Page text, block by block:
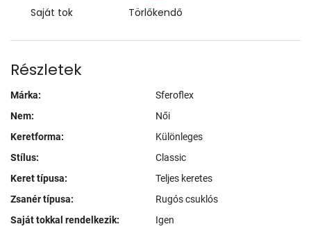
Saját tok Törlőkendő
Részletek
Márka:
Sferoflex
Nem:
Női
Keretforma:
Különleges
Stílus:
Classic
Keret típusa:
Teljes keretes
Zsanér típusa:
Rugós csuklós
Saját tokkal rendelkezik:
Igen